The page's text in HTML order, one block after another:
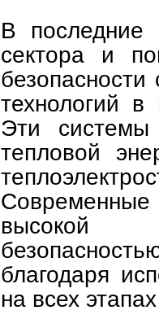
В последние
сектора и
технологий в
Эти
тепловой
высокой
благодаря
на всех